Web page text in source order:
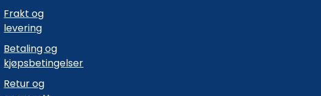
Frakt og
levering
Betaling og
kjøpsbetingelser
Retur og